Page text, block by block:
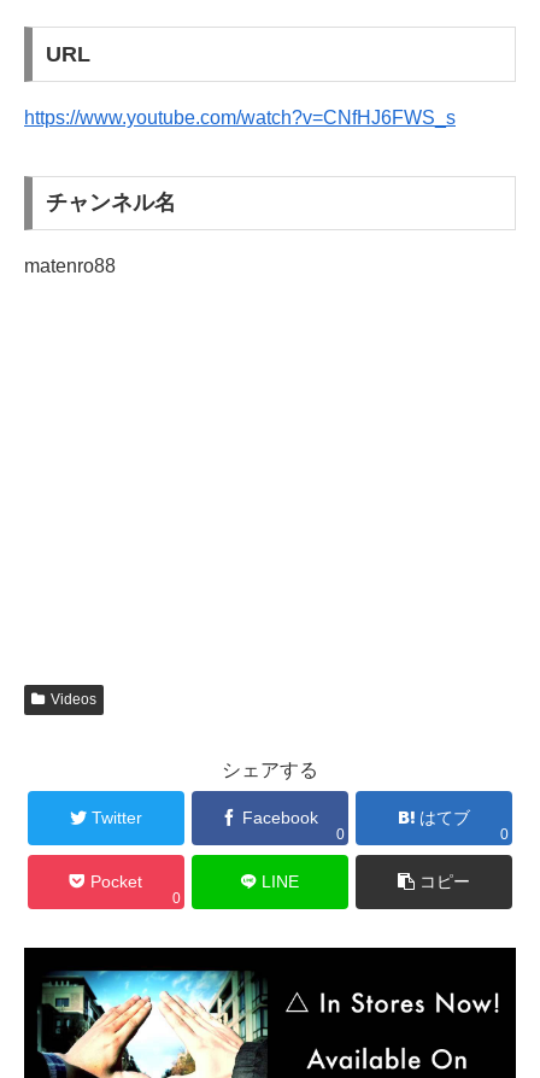
URL
https://www.youtube.com/watch?v=CNfHJ6FWS_s
チャンネル名
matenro88
Videos
シェアする
Twitter Facebook
0
はてブ
0
Pocket
0
LINE コピー